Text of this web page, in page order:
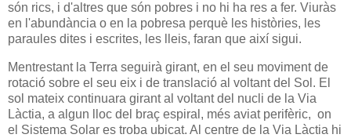
són rics, i d'altres que són pobres i no hi ha res a fer. Viuràs
en l'abundància o en la pobresa perquè les històries, les
paraules dites i escrites, les lleis, faran que així sigui.
Mentrestant la Terra seguirà girant, en el seu moviment de
rotació sobre el seu eix i de translació al voltant del Sol. El
sol mateix continuara girant al voltant del nucli de la Via
Làctia, a algun lloc del braç espiral, més aviat perifèric, on
el Sistema Solar es troba ubicat. Al centre de la Via Làctia hi